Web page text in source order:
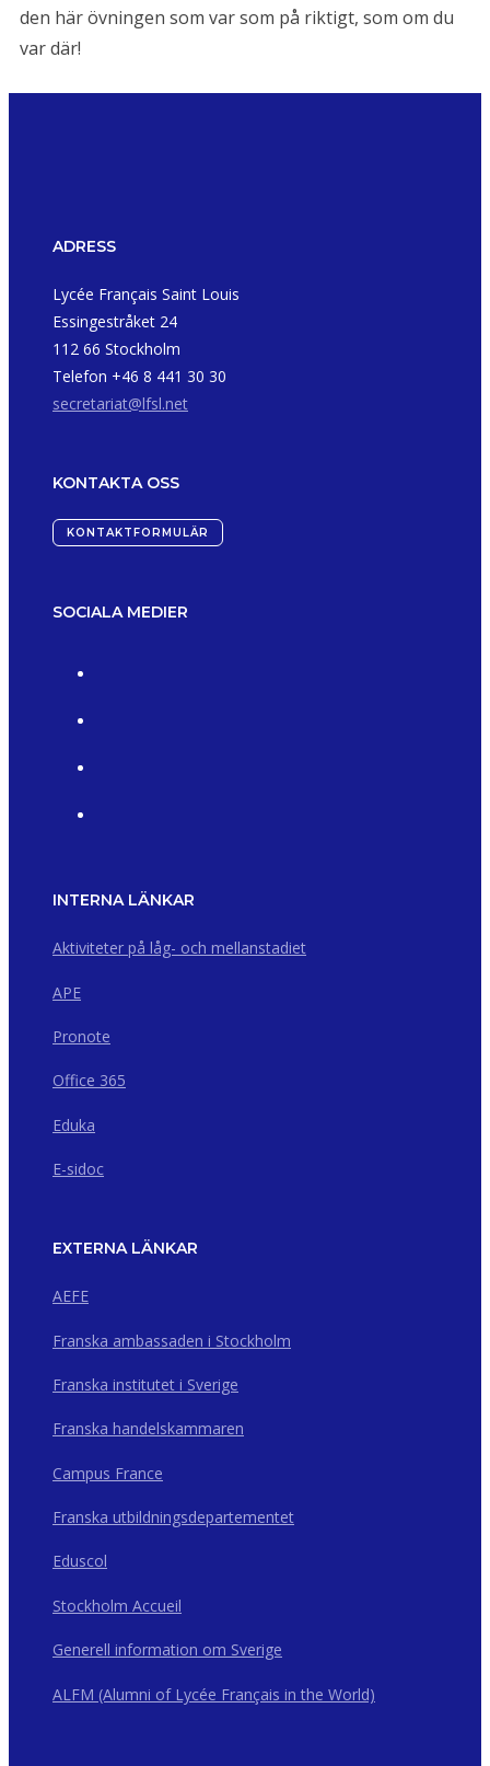
den här övningen som var som på riktigt, som om du
var där!
ADRESS
Lycée Français Saint Louis
Essingestråket 24
112 66 Stockholm
Telefon +46 8 441 30 30
secretariat@lfsl.net
KONTAKTA OSS
KONTAKTFORMULÄR
SOCIALA MEDIER
INTERNA LÄNKAR
Aktiviteter på låg- och mellanstadiet
APE
Pronote
Office 365
Eduka
E-sidoc
EXTERNA LÄNKAR
AEFE
Franska ambassaden i Stockholm
Franska institutet i Sverige
Franska handelskammaren
Campus France
Franska utbildningsdepartementet
Eduscol
Stockholm Accueil
Generell information om Sverige
ALFM (Alumni of Lycée Français in the World)